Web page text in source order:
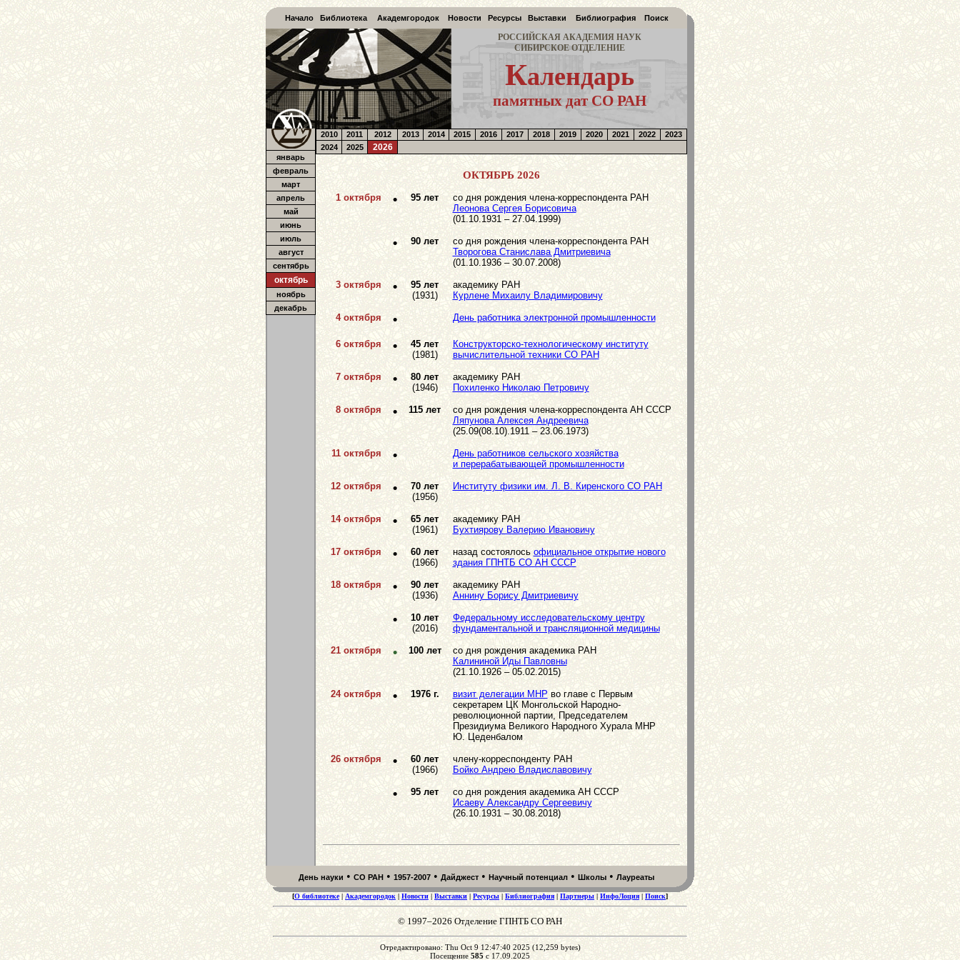
Начало Библиотека Академгородок Новости Ресурсы Выставки Библиография Поиск
РОССИЙСКАЯ АКАДЕМИЯ НАУК
СИБИРСКОЕ ОТДЕЛЕНИЕ
Календарь
памятных дат СО РАН
январь
февраль
март
апрель
май
июнь
июль
август
сентябрь
октябрь
ноябрь
декабрь
2010 2011 2012 2013 2014 2015 2016 2017 2018 2019 2020 2021 2022
2023
2024
2025 2026
ОКТЯБРЬ 2026
1 октября • 95 лет
со дня рождения члена-корреспондента РАН
Леонова Сергея Борисовича
(01.10.1931 – 27.04.1999)
• 90 лет
со дня рождения члена-корреспондента РАН
Твороговa Станиславa Дмитриевичa
(01.10.1936 – 30.07.2008)
3 октября •
95 лет
(1931)
академику РАН
Курлене Михаилу Владимировичу
4 октября • День работника электронной промышленности
6 октября •
45 лет
(1981)
Конструкторско-технологическому институту
вычислительной техники СО РАН
7 октября •
80 лет
(1946)
академику РАН
Похиленко Николаю Петровичу
8 октября • 115 лет
со дня рождения члена-корреспондента АН СССР
Ляпунова Алексея Андреевича
(25.09(08.10).1911 – 23.06.1973)
11 октября •
День работников сельского хозяйства
и перерабатывающей промышленности
12 октября •
70 лет
(1956)
Институту физики им. Л. В. Киренского СО РАН
14 октября •
65 лет
(1961)
академику РАН
Бухтиярову Валерию Ивановичу
17 октября •
60 лет
(1966)
назад состоялосьофициальное открытие нового
здания ГПНТБ СО АН СССР
18 октября •
90 лет
(1936)
академику РАН
Аннину Борису Дмитриевичу
•
10 лет
(2016)
Федеральному исследовательскому центру
фундаментальной и трансляционной медицины
21 октября • 100 лет
со дня рождения академика РАН
Калининой Иды Павловны
(21.10.1926 – 05.02.2015)
24 октября • 1976 г. визит делегации МНР во главе с Первым
секретарем ЦК Монгольской Народно-
революционной партии, Председателем
Президиума Великого Народного Хурала МНР
Ю. Цеденбалом
26 октября •
60 лет
(1966)
члену-корреспонденту РАН
Бойко Андрею Владиславовичу
• 95 лет
со дня рождения академика АН СССР
Исаеву Александру Сергеевичу
(26.10.1931 – 30.08.2018)
День науки • СО РАН • 1957-2007 • Дайджест • Научный потенциал • Школы • Лауреаты
[О библиотеке| Академгородок | Новости|Выставки | Ресурсы | Библиография| Партнеры | ИнфоЛоция|Поиск]
© 1997–2026 Отделение ГПНТБ СО РАН
Отредактировано: Thu Oct 9 12:47:40 2025 (12,259 bytes)
Посещение 585 с 17.09.2025